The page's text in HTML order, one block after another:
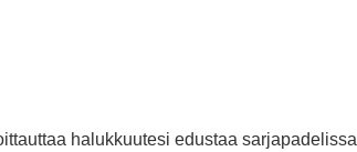
halukkuutesi edustaa sarjapadelissa